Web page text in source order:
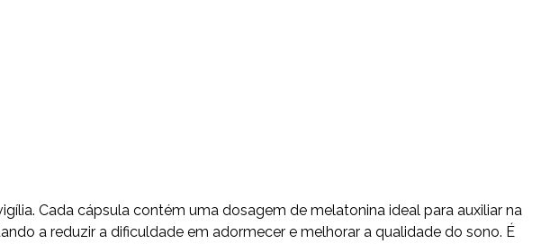
Cada cápsula contém uma dosagem de melatonina ideal para auxiliar na
a reduzir a dificuldade em adormecer e melhorar a qualidade do sono. É